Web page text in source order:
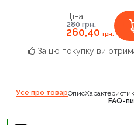
Ціна:
280грн.
260,40 грн.
За цю покупку ви
Усе про товарОпис
FAQ-